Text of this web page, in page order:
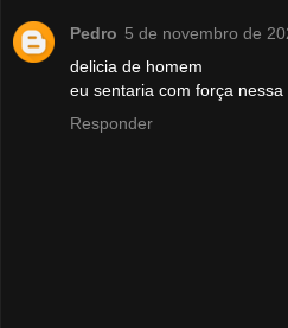
Pedro 5 de novembro de
delicia de homem
eu sentaria com força nessa
Responder